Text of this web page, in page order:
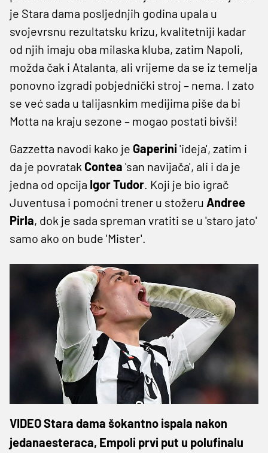
je Stara dama posljednjih godina upala u
svojevrsnu rezultatsku krizu, kvalitetniji kadar
od njih imaju oba milaska kluba, zatim Napoli,
možda čak i Atalanta, ali vrijeme da se iz temelja
ponovno izgradi pobjednički stroj – nema. I zato
se već sada u talijasnkim medijima piše da bi
Motta na kraju sezone – mogao postati bivši!
Gazzetta navodi kako je Gaperini 'ideja', zatim i
da je povratak Contea 'san navijača', ali i da je
jedna od opcija Igor Tudor. Koji je bio igrač
Juventusa i pomoćni trener u stožeru Andree
Pirla, dok je sada spreman vratiti se u 'staro jato'
samo ako on bude 'Mister'.
VIDEO Stara dama šokantno ispala nakon
jedanaesteraca, Empoli prvi put u polufinalu